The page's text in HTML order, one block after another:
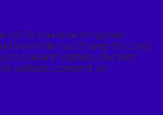
cốt lõi của doanh nghiệp
là về nhân sự. Chúng tôi cung
cho doanh nghiệp, đặc biệt
website, content và